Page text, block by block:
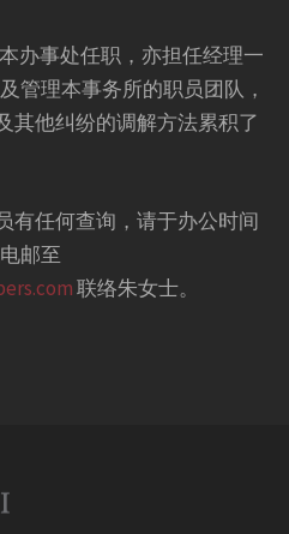
办事处任职，亦担任经理一
管理本事务所的职员团队，
其他纠纷的调解方法累积了
有任何查询，请于办公时间
邮至
联络朱女士。